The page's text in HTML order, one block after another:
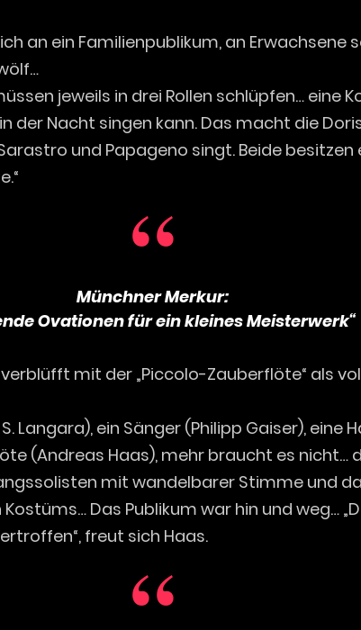
an ein Familienpublikum, an Erwachsene
jeweils in drei Rollen schlüpfen… eine
der Nacht singen kann. Das macht die
und Papageno singt. Beide besitzen
Münchner Merkur:
Ovationen für ein kleines Meisterwerk“
mit der „Piccolo-Zauberflöte“ als
Langara), ein Sänger (Philipp Gaiser), eine
(Andreas Haas), mehr braucht es nicht…
mit wandelbarer Stimme und
Das Publikum war hin und weg…
freut sich Haas.